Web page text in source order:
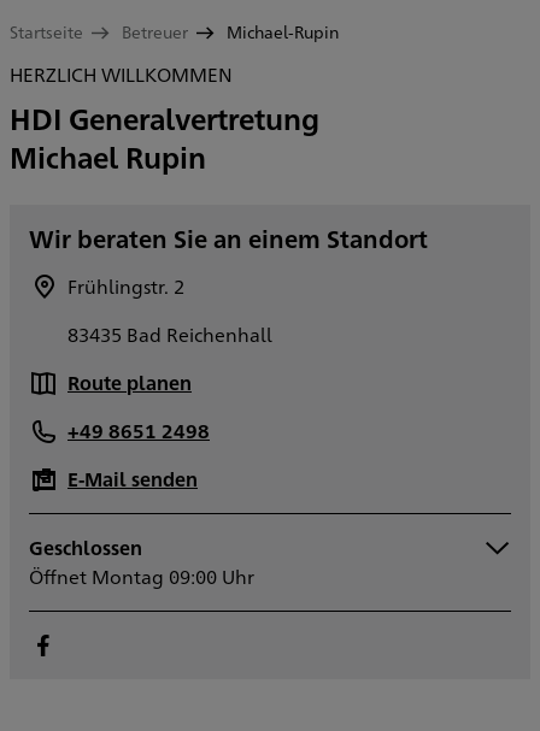
Startseite Betreuer Michael-Rupin
HERZLICH WILLKOMMEN
HDI Generalvertretung
Michael Rupin
Wir beraten Sie an einem Standort
Frühlingstr. 2
83435 Bad Reichenhall
Route planen
+49 8651 2498
E-Mail senden
Geschlossen
Öffnet Montag 09:00 Uhr
Montag
Dienstag
09:00 - 12:30